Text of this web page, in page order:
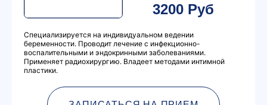
3200 Руб
Специализируется на индивидуальном ведении
беременности. Проводит лечение с инфекционно-
воспалительными и эндокринными заболеваниями.
Применяет радиохирургию. Владеет методами интимной
пластики.